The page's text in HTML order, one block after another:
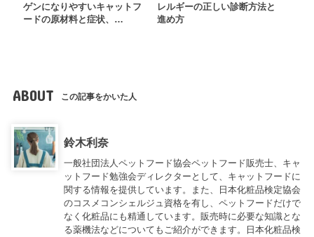
ゲンになりやすいキャットフ
ードの原材料と症状、…
レルギーの正しい診断方法と
進め方
ABOUT この記事をかいた人
鈴木利奈
一般社団法人ペットフード協会ペットフード販売士、キャ
ットフード勉強会ディレクターとして、キャットフードに
関する情報を提供しています。また、日本化粧品検定協会
のコスメコンシェルジュ資格を有し、ペットフードだけで
なく化粧品にも精通しています。販売時に必要な知識とな
る薬機法などについてもご紹介ができます。日本化粧品検